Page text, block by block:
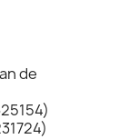
de